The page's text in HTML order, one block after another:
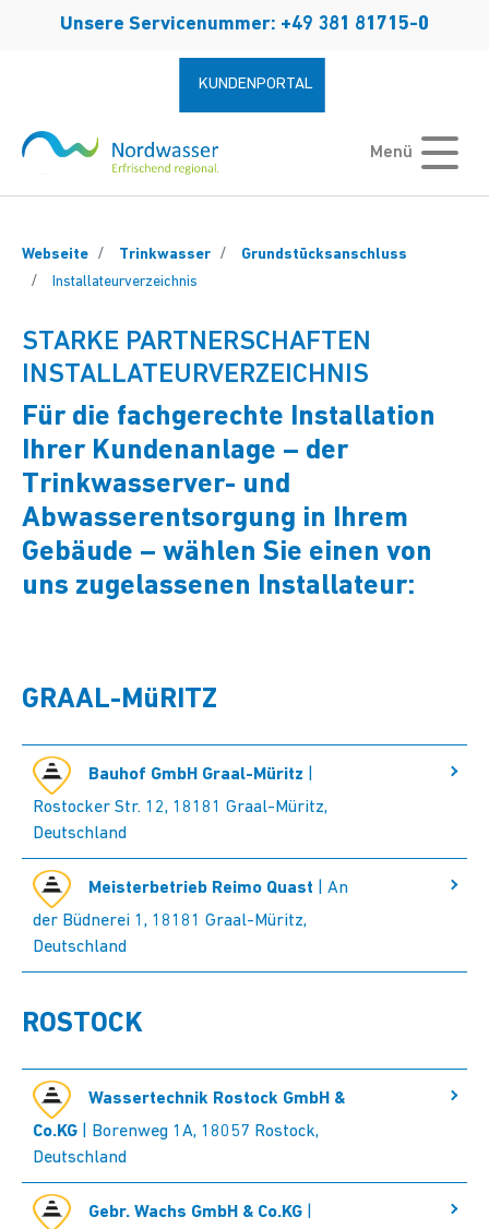
Unsere Servicenummer: +49 381 81715-0
KUNDENPORTAL
Menü
Webseite Trinkwasser
Grundstücksanschluss
Installateurverzeichnis
STARKE PARTNERSCHAFTEN
INSTALLATEURVERZEICHNIS
Für die fachgerechte Installation
Ihrer Kundenanlage – der
Trinkwasserver- und
Abwasserentsorgung in Ihrem
Gebäude – wählen Sie einen von
uns zugelassenen Installateur:
GRAAL-MüRITZ
Bauhof GmbH Graal-Müritz
Rostocker Str. 12, 18181 Graal-Müritz,
Deutschland
Meisterbetrieb Reimo Quast | An
der Büdnerei 1, 18181 Graal-Müritz,
Deutschland
ROSTOCK
Wassertechnik Rostock GmbH &
Co.KG | Borenweg 1A, 18057 Rostock,
Deutschland
Gebr. Wachs GmbH & Co.KG